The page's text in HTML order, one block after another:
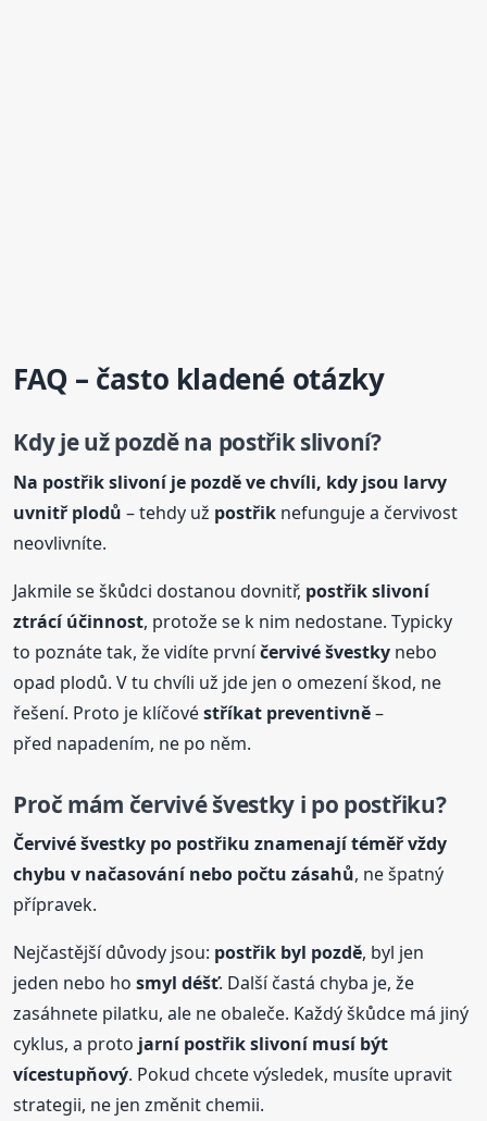
FAQ – často kladené otázky
Kdyje už pozdě na postřikslivoní?
Na postřikslivoní je pozdě ve chvíli, kdy jsou larvy
uvnitř plodů – tehdy už postřik nefunguje a červivost
neovlivníte.
Jakmile se škůdci dostanou dovnitř, postřikslivoní
ztrácí účinnost, protože se k nim nedostane. Typicky
to poznáte tak, že vidíte prvníčervivé švestky nebo
opad plodů. V tu chvíli už jde jen o omezení škod, ne
řešení. Proto je klíčovéstříkat preventivně–
před napadením, ne po něm.
Proč mám červivé švestky i po postřiku?
Červivé švestky po postřiku znamenají téměř vždy
chybu v načasování nebo počtu zásahů, ne špatný
přípravek.
Nejčastější důvody jsou: postřik byl pozdě, byl jen
jeden nebo hosmyl déšť. Další častá chyba je, že
zasáhnete pilatku, ale ne obaleče. Každý škůdce má jiný
cyklus, a proto jarnípostřikslivoní musí být
vícestupňový. Pokud chcete výsledek, musíte upravit
strategii, ne jen změnit chemii.